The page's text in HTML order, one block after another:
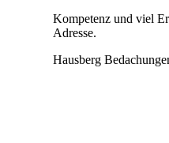
Kompetenz und viel
Adresse.
Hausberg